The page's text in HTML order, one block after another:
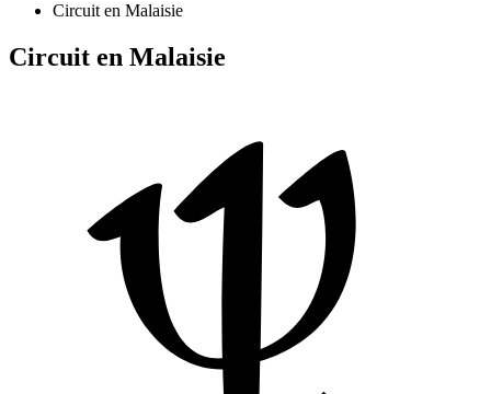
Circuit en Malaisie
Circuit en Malaisie